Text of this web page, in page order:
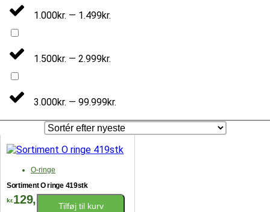
1.000kr. — 1.499kr.
1.500kr. — 2.999kr.
3.000kr. — 99.999kr.
O-ringe
Sortiment O ringe 419stk
kr.129,00
Tilføj til kurv